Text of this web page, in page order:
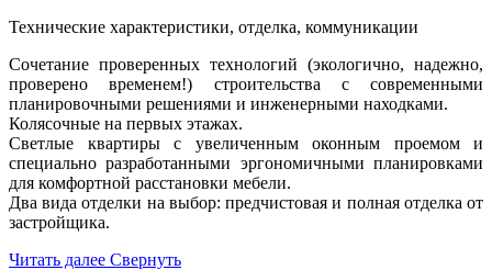
Технические характеристики, отделка, коммуникации
Сочетание проверенных технологий (экологично, надежно,
проверено временем!) строительства с современными
планировочными решениями и инженерными находками.
Колясочные на первых этажах.
Светлые квартиры с увеличенным оконным проемом и
специально разработанными эргономичными планировками
для комфортной расстановки мебели.
Два вида отделки на выбор: предчистовая и полная отделка от
застройщика.
Читать далее Свернуть